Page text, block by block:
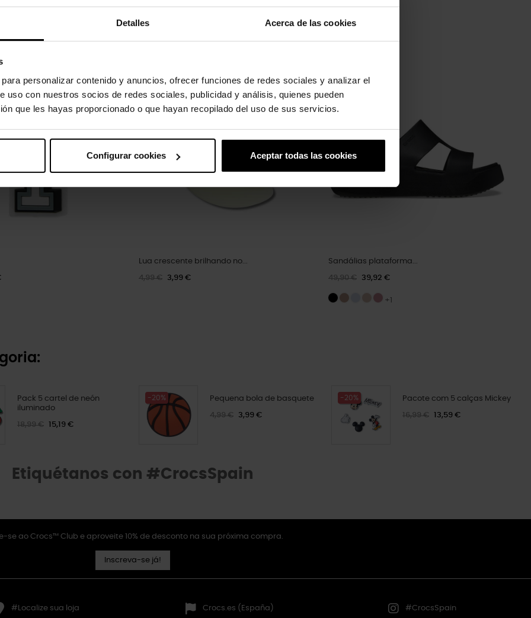
Detalles Acerca de las cookies
personalizar contenido y anuncios, ofrecer funciones de redes sociales y analizar el
uso con nuestros socios de redes sociales, publicidad y análisis, quienes pueden
que les hayas proporcionado o que hayan recopilado del uso de sus servicios.
Configurar cookies Aceptar todas las cookies
também compraram:
-20%
Lua crescente brilhando no...
4,99 € 3,99 €
-20%
Sandálias plataforma...
49,90 € 39,92 €
+1
Pack 5 cartel de neón
iluminado
18,99 € 15,19 €
-20% Pequena bola de basquete
4,99 € 3,99 €
-20% Pacote com 5 calças Mickey
16,99 € 13,59 €
Etiquétanos con #CrocsSpain
se ao Crocs™ Club e aproveite 10% de desconto na sua próxima compra.
Inscreva-se já!
#Localize sua loja Crocs.es (España) #CrocsSpain